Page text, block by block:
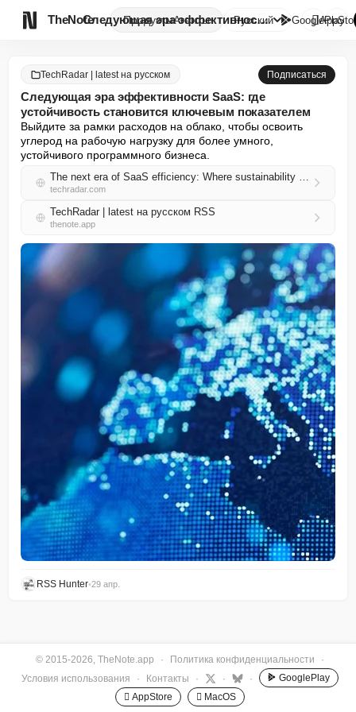
TheNote ПродуктыАгенты Следующая эра эффективности Sa...
Русский GooglePlay

TechRadar | latest на русском Подписаться
Следующая эра эффективности SaaS: где
устойчивость становится ключевым показателем
Выйдите за рамки расходов на облако, чтобы освоить
углерод на рабочую нагрузку для более умного,
устойчивого программного бизнеса.
The next era of SaaS efficiency: Where sustainability becomes a core metric
techradar.com
TechRadar | latest на русском RSS
thenote.app
RSS Hunter•29 апр.
© 2015-2026, TheNote.app · Политика конфиденциальности
·
Условия использования
· Контакты · · ·
GooglePlay
 AppStore
 MacOS